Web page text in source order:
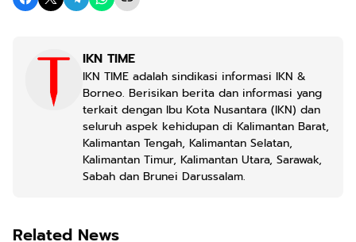
IKN TIME
IKN TIME adalah sindikasi informasi IKN &
Borneo. Berisikan berita dan informasi yang
terkait dengan Ibu Kota Nusantara (IKN) dan
seluruh aspek kehidupan di Kalimantan Barat,
Kalimantan Tengah, Kalimantan Selatan,
Kalimantan Timur, Kalimantan Utara, Sarawak,
Sabah dan Brunei Darussalam.
Related News